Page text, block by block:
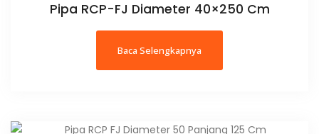
Pipa RCP-FJ Diameter 40×250 Cm
Baca Selengkapnya